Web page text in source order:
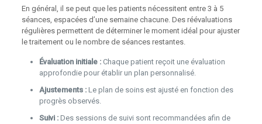
En général, il se peut que les patients nécessitent entre 3 à 5
séances, espacées d’une semaine chacune. Des réévaluations
régulières permettent de déterminer le moment idéal pour ajuster
le traitement ou le nombre de séances restantes.
Évaluation initiale :Chaque patient reçoit une évaluation
approfondie pour établir un plan personnalisé.
Ajustements :Le plan de soins est ajusté en fonction des
progrès observés.
Suivi :Des sessions de suivi sont recommandées afin de